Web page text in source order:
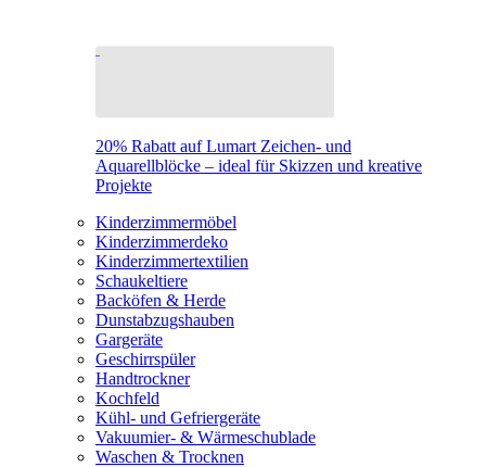
20% Rabatt auf Lumart Zeichen- und
Aquarellblöcke – ideal für Skizzen und kreative
Projekte
Kinderzimmermöbel
Kinderzimmerdeko
Kinderzimmertextilien
Schaukeltiere
Backöfen & Herde
Dunstabzugshauben
Gargeräte
Geschirrspüler
Handtrockner
Kochfeld
Kühl- und Gefriergeräte
Vakuumier- & Wärmeschublade
Waschen & Trocknen